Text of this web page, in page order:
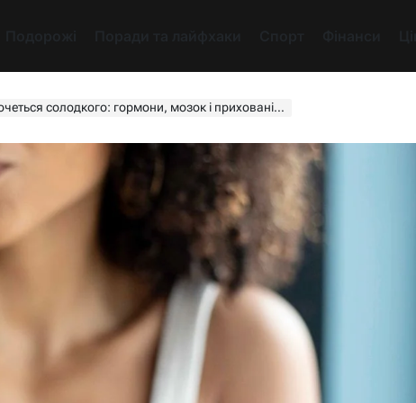
солодкого: гормони, мозок і приховані сигнали тіла